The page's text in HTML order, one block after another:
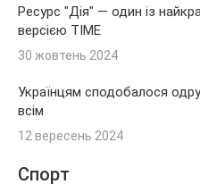
Ресурс "Дія" — один із
версією TIME
30 жовтень 2024
Українцям сподобалося
всім
12 вересень 2024
Спорт